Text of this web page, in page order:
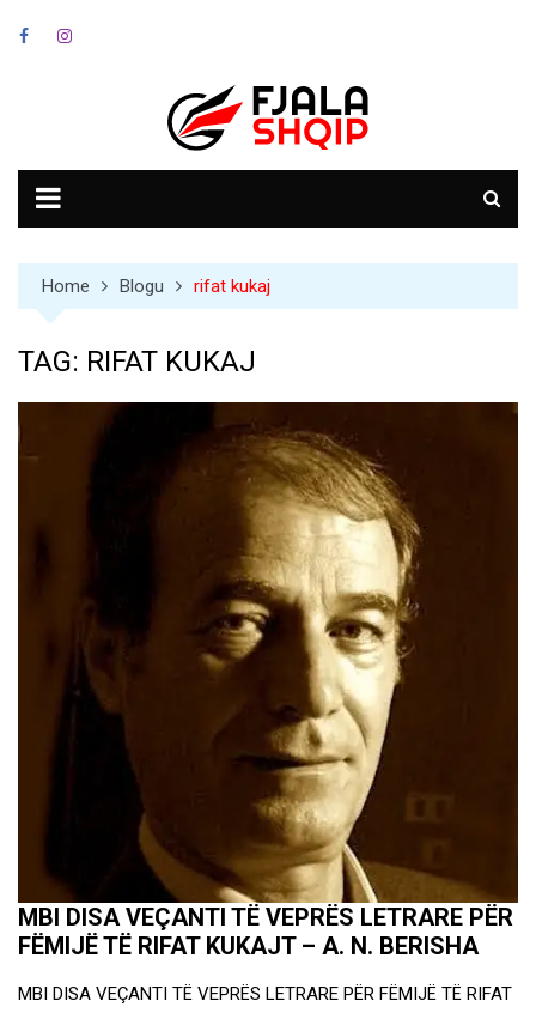
Home Blogu rifat kukaj
TAG: RIFAT KUKAJ
MBI DISA VEÇANTI TË VEPRËS LETRARE PËR
FËMIJË TË RIFAT KUKAJT – A. N. BERISHA
MBI DISA VEÇANTI TË VEPRËS LETRARE PËR FËMIJË TË RIFAT